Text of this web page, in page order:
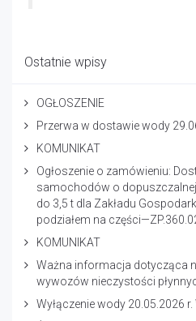
Ostatnie wpisy
OGŁOSZENIE
Przerwa w dostawie wody
KOMUNIKAT
Ogłoszenie o zamówieniu:
samochodów o
do 3,5 t dla Zakładu
podziałem na
KOMUNIKAT
Ważna informacja dotycząca
wywozów nieczystości
Wyłączenie wody 20.05.2026 r.